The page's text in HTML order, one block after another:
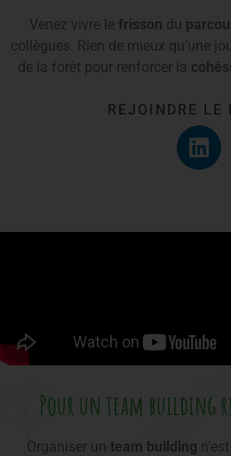
Venez vivre le frisson du
collègues. Rien de mieux qu’une
de la forêt pour renforcer la
REJOINDRE LE
Pour un team building
Organiser un team building